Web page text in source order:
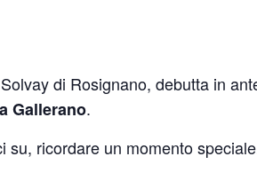
di Rosignano, debutta in
Gallerano.
ricordare un momento